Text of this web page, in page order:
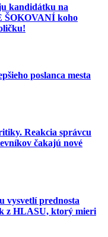
kandidátku na
ŠOKOVANÍ koho
poslanca mesta
Reakcia správcu
čakajú nové
vysvetlí prednosta
z HLASU, ktorý mieri